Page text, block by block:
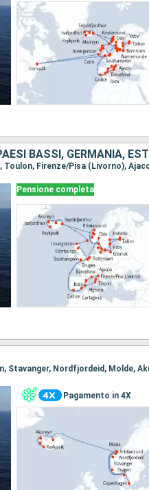
Pensione completa
Pagamento in 4X